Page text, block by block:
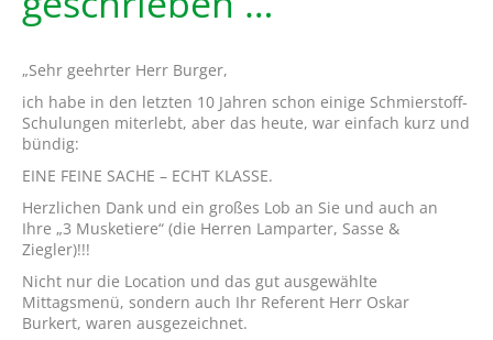
„Sehr geehrter Herr Burger,
ich habe in den letzten 10 Jahren schon einige Schmierstoff-
Schulungen miterlebt, aber das heute, war einfach kurz und
bündig:
EINE FEINE SACHE – ECHT KLASSE.
Herzlichen Dank und ein großes Lob an Sie und auch an
Ihre „3 Musketiere“ (die Herren Lamparter, Sasse &
Ziegler)!!!
Nicht nur die Location und das gut ausgewählte
Mittagsmenü, sondern auch Ihr Referent Herr Oskar
Burkert, waren ausgezeichnet.